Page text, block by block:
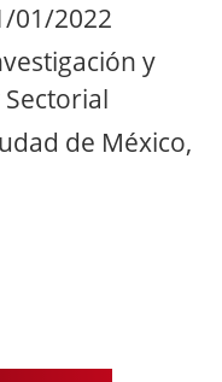
01/2022
y
de México,